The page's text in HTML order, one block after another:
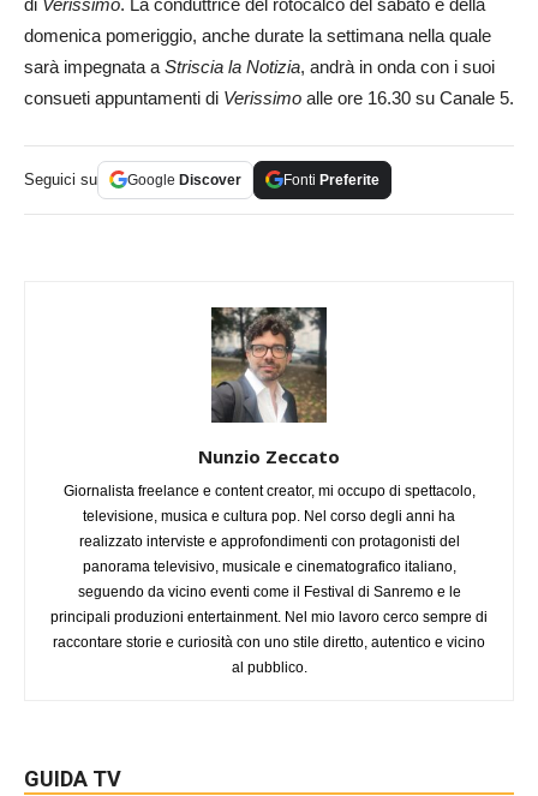
domenica pomeriggio, anche durate la settimana nella quale
sarà impegnata a Striscia la Notizia, andrà in onda con i suoi
consueti appuntamenti di Verissimo alle ore 16.30 su Canale 5.
Seguici su Google Discover Fonti Preferite
Nunzio Zeccato
Giornalista freelance e content creator, mi occupo di spettacolo,
televisione, musica e cultura pop. Nel corso degli anni ha
realizzato interviste e approfondimenti con protagonisti del
panorama televisivo, musicale e cinematografico italiano,
seguendo da vicino eventi come il Festival di Sanremo e le
principali produzioni entertainment. Nel mio lavoro cerco sempre di
raccontare storie e curiosità con uno stile diretto, autentico e vicino
al pubblico.
GUIDA TV